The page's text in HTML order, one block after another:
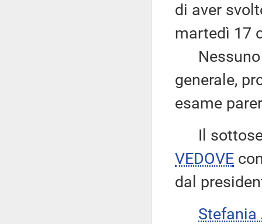
di aver
martedì 17
Nessuno
generale,
esame
Il
VEDOVE
dal
Stefania